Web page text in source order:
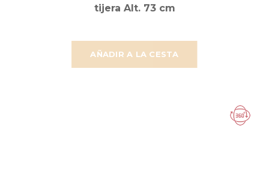
AÑADIR A LA CESTA
tijera Alt. 73 cm